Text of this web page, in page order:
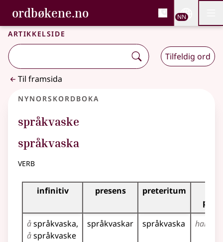
Gå til hovudinnhald
Tilgjenge
ordbøkene.no, Bokmålsordboka og
Bokmålsordboka og Nynorskordboka
NN
Artikkelside
Tilfeldig ord
Til framsida
Nynorskordboka
språkvaske
språkvaska
verb
Bøyningstabell for dette verbet
infinitiv presens preteritum
åspråkvaska
åspråkvaske
språkvaskar språkvaska har